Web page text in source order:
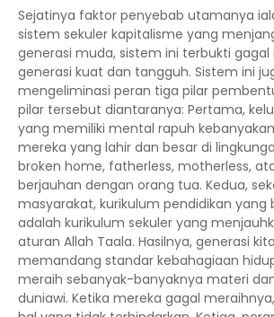
Sejatinya faktor penyebab utamanya
sistem sekuler kapitalisme yang
generasi muda, sistem ini terbukti gagal
generasi kuat dan tangguh. Sistem ini
mengeliminasi peran tiga pilar
pilar tersebut diantaranya: Pertama,
yang memiliki mental rapuh
mereka yang lahir dan besar di
broken home, fatherless, motherless,
berjauhan dengan orang tua. Kedua,
masyarakat, kurikulum pendidikan yang
adalah kurikulum sekuler yang
aturan Allah Taala. Hasilnya, generasi
memandang standar kebahagiaan
meraih sebanyak-banyaknya materi
duniawi. Ketika mereka gagal